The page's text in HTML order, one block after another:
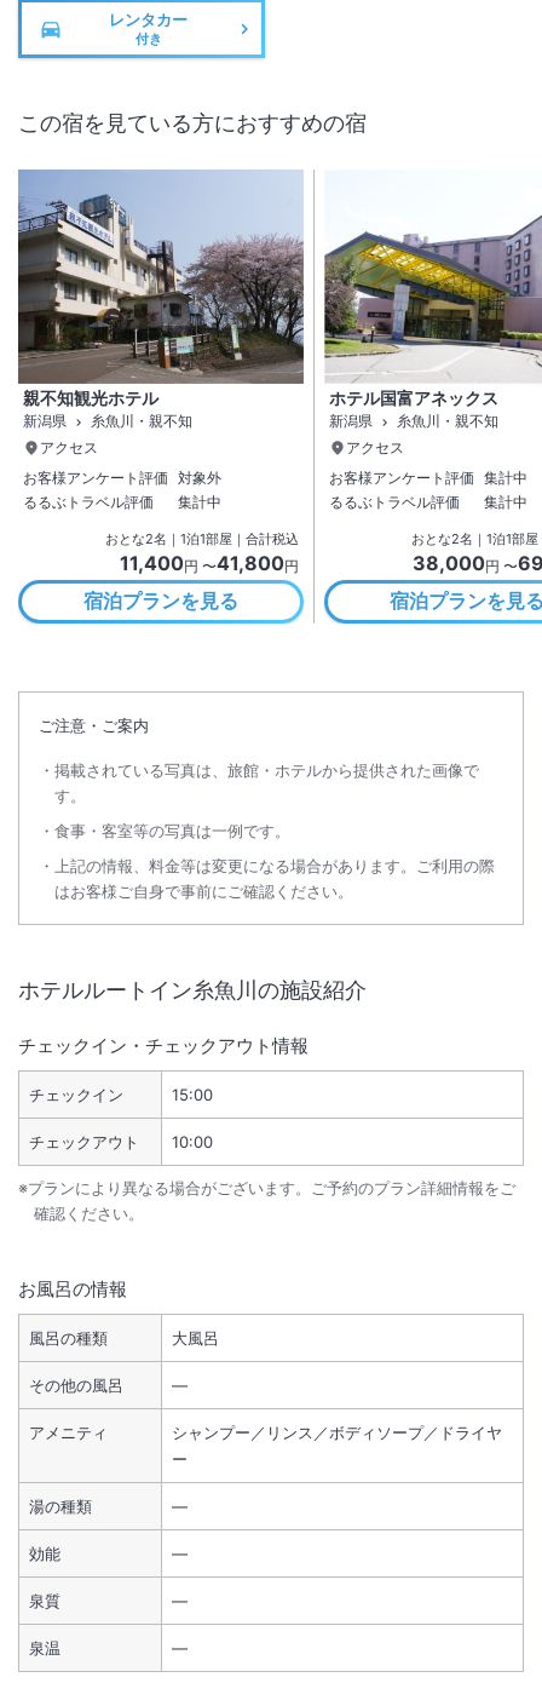
レンタカー
付き
この宿を見ている方におすすめの宿
親不知観光ホテル
新潟県
糸魚川・親不知
アクセス
お客様アンケート評価 対象外
るるぶトラベル評価
集計中
おとな2名 ｜ 1泊1部屋｜合計税込
11,400円 〜41,800円
宿泊プランを見る
ホテル国富アネックス
新潟県
糸魚川・親不知
アクセス
お客様アンケート評価 集計中
るるぶトラベル評価
集計中
おとな2名 ｜ 1泊1部屋
38,000円 〜
宿泊プランを見
ご注意・ご案内
掲載されている写真は、旅館・ホテルから提供された画像で
す。
食事・客室等の写真は一例です。
上記の情報、料金等は変更になる場合があります。ご利用の際
はお客様ご自身で事前にご確認ください。
ホテルルートイン糸魚川 の施設紹介
チェックイン・チェックアウト情報
チェックイン 15:00
チェックアウト 10:00
※プランにより異なる場合がございます。ご予約のプラン詳細情報をご
確認ください。
お風呂の情報
風呂の種類 大風呂
その他の風呂 ―
アメニティ
シャンプー／リンス／ボディソープ／ドライヤ
ー
湯の種類 ―
効能 ―
泉質 ―
泉温 ―